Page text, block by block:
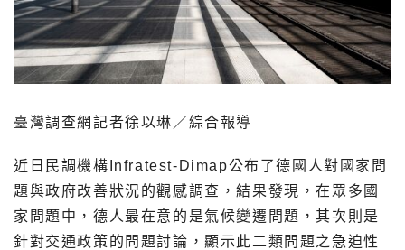
臺灣調查網記者徐以琳／綜合報導
近日民調機構Infratest-Dimap公布了德國人對國家問
題與政府改善狀況的觀感調查，結果發現，在眾多國
家問題中，德人最在意的是氣候變遷問題，其次則是
針對交通政策的問題討論，顯示此二類問題之急迫性